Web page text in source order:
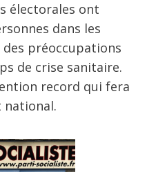
électorales ont
dans les
préoccupations
de crise sanitaire.
record qui fera
national.